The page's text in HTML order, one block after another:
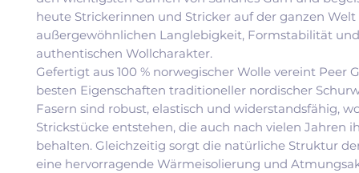
heute Strickerinnen und Stricker auf der ganzen
außergewöhnlichen Langlebigkeit, Formstabilität
authentischen Wollcharakter.
Gefertigt aus 100 % norwegischer Wolle vereint Peer
besten Eigenschaften traditioneller nordischer
Fasern sind robust, elastisch und widerstandsfähig,
Strickstücke entstehen, die auch nach vielen Jahren
behalten. Gleichzeitig sorgt die natürliche Struktur
eine hervorragende Wärmeisolierung und